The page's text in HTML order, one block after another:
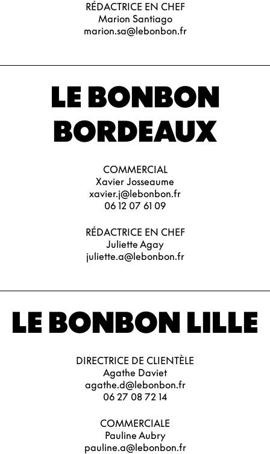
RÉDACTRICE EN CHEF
Marion Santiago
marion.sa@lebonbon.fr
LE BONBON
BORDEAUX
COMMERCIAL
Xavier Josseaume
xavier.j@lebonbon.fr
06 12 07 61 09
RÉDACTRICE EN CHEF
Juliette Agay
juliette.a@lebonbon.fr
LE BONBON LILLE
DIRECTRICE DE CLIENTÈLE
Agathe Daviet
agathe.d@lebonbon.fr
06 27 08 72 14
COMMERCIALE
Pauline Aubry
pauline.a@lebonbon.fr